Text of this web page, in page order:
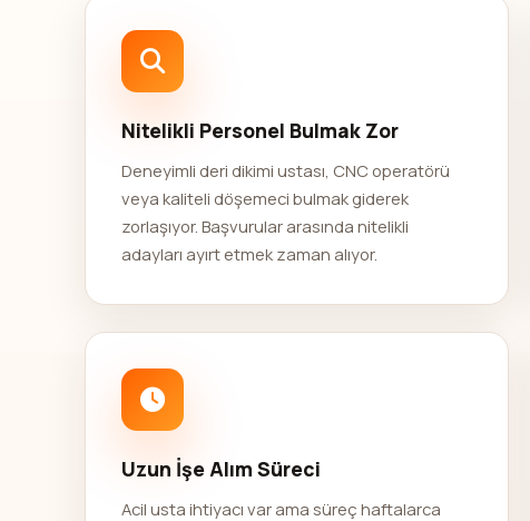
Nitelikli Personel Bulmak Zor
Deneyimli deri dikimi ustası, CNC operatörü
veya kaliteli döşemeci bulmak giderek
zorlaşıyor. Başvurular arasında nitelikli
adayları ayırt etmek zaman alıyor.
Uzun İşe Alım Süreci
Acil usta ihtiyacı var ama süreç haftalarca